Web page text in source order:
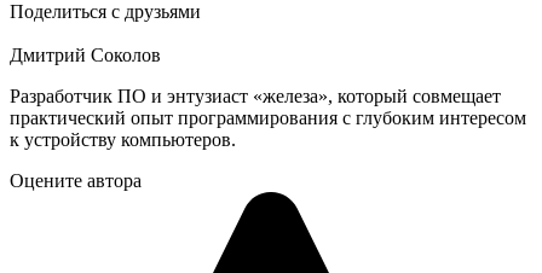
Поделиться с друзьями
Дмитрий Соколов
Разработчик ПО и энтузиаст «железа», который совмещает
практический опыт программирования с глубоким интересом
к устройству компьютеров.
Оцените автора